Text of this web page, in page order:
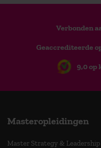
Verbonden
Geaccrediteerde
9,0 op
Masteropleidingen
Master Strategy & Leadership